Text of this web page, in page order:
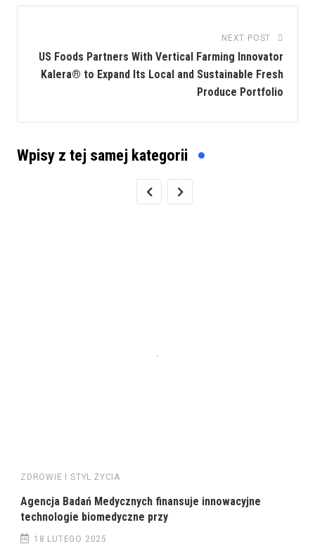
NEXT POST
US Foods Partners With Vertical Farming Innovator
Kalera® to Expand Its Local and Sustainable Fresh
Produce Portfolio
Wpisy z tej samej kategorii
ZDROWIE I STYL ŻYCIA
Agencja Badań Medycznych finansuje innowacyjne
technologie biomedyczne przy
18 LUTEGO 2025